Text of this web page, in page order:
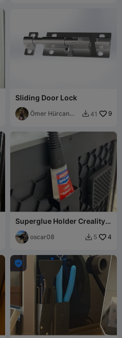
Sliding Door Lock
Ömer Hürcan
 41 9
Superglue Holder Creality
K1
oscar08  5 4
